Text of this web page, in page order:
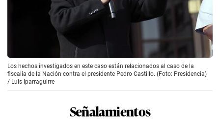
Los hechos investigados en este caso están relacionados al caso de la
fiscalía de la Nación contra el presidente Pedro Castillo. (Foto: Presidencia)
/ Luis Iparraguirre
Señalamientos